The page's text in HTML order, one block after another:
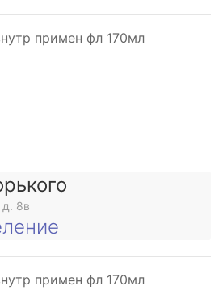
примен фл 170мл
д. 8в
примен фл 170мл